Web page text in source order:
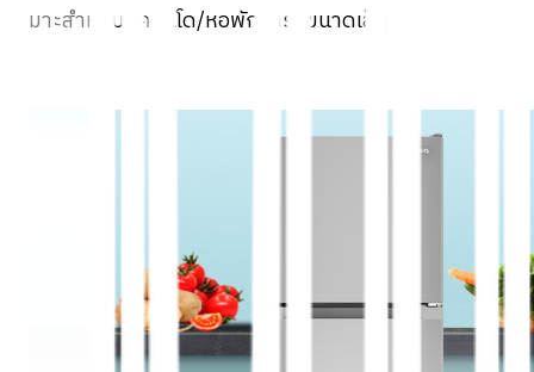
เหมาะสำหรับ: คอนโด/หอพัก/ครัวขนาดเล็ก